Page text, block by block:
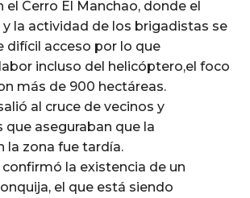
el Cerro El Manchao, donde el
la actividad de los brigadistas se
difícil acceso por lo que
incluso del helicóptero,el foco
más de 900 hectáreas.
al cruce de vecinos y
aseguraban que la
la zona fue tardía.
la existencia de un
el que está siendo